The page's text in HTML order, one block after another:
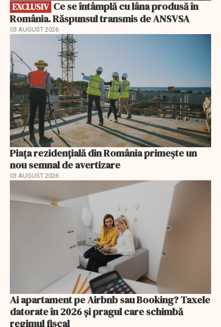
EXCLUSIV
România. Răspunsul transmis de ANSVSA
03 AUGUST 2026
Piața rezidențială din România primește un
nou semnal de avertizare
03 AUGUST 2026
Ai apartament pe Airbnb sau Booking? Taxele
datorate în 2026 și pragul care schimbă
regimul fiscal